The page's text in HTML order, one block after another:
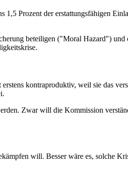
Prozent der erstattungsfähigen
beteiligen ("Moral Hazard")
kontraproduktiv, weil sie das
Zwar will die Kommission
will. Besser wäre es, solche